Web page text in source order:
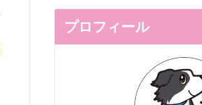
プロフィール